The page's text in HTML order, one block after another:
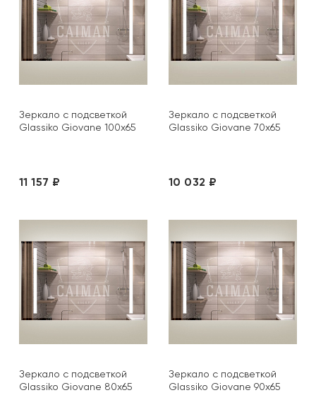
Зеркало с подсветкой
Glassiko Giovane 100х65
11 157 ₽
Зеркало с подсветкой
Glassiko Giovane 70х65
10 032 ₽
Зеркало с подсветкой
Glassiko Giovane 80х65
Зеркало с подсветкой
Glassiko Giovane 90х65